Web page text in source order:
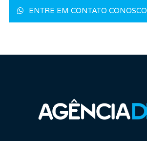
ENTRE EM CONTATO CONOSCO